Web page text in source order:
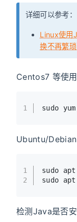
详细可以参考：
Linux使用
换不再繁琐
Centos7 等使
1 sudo
Ubuntu/
1
2
sudo
sudo
检测Java是否安